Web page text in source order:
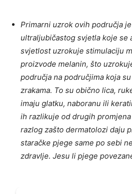
Primarni uzrok ovih područja
ultraljubičastog svjetla koje se
svjetlost uzrokuje stimulaciju
proizvode melanin, što
područja na područjima koja
zrakama. To su obično lica,
imaju glatku, naboranu ili
ih razlikuje od drugih
razlog zašto dermatolozi daju
staračke pjege same po sebi
zdravlje. Jesu li pjege